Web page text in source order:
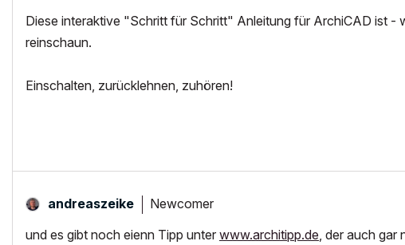
Diese interaktive "Schritt für Schritt" Anleitung für ArchiCAD ist -
reinschaun.
Einschalten, zurücklehnen, zuhören!
andreaszeike Newcomer
und es gibt noch eienn Tipp unter www.architipp.de, der auch gar